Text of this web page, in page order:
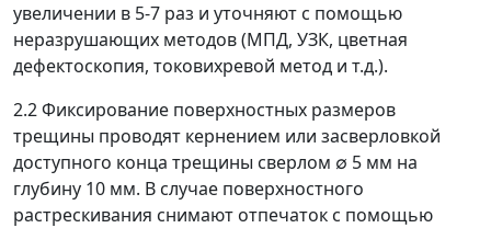
увеличении в 5-7 раз и уточняют с помощью
неразрушающих методов (МПД, УЗК, цветная
дефектоскопия, токовихревой метод и т.д.).
2.2 Фиксирование поверхностных размеров
трещины проводят кернением или засверловкой
доступного конца трещины сверлом ∅ 5 мм на
глубину 10 мм. В случае поверхностного
растрескивания снимают отпечаток с помощью